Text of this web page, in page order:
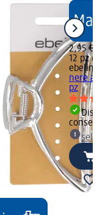
2,95 €
12 pz
ebelin
nere
pz